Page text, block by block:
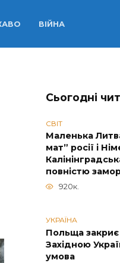
ВІЙНА
Сьогодні
СВІТ
Маленька
мат” росії і
повністю
920к.
УКРАЇНА
Польща
Західною
умова